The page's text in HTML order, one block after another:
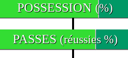
POSSESSION (%)
PASSES (réussies %)